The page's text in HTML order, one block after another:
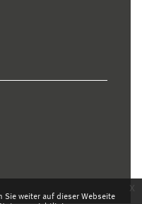
Sie weiter auf dieser Webseite
x